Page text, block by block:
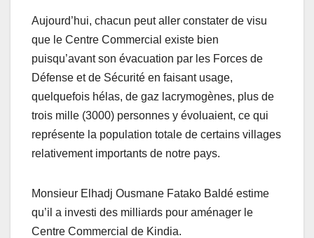
Aujourd’hui, chacun peut aller constater de visu
que le Centre Commercial existe bien
puisqu’avant son évacuation par les Forces de
Défense et de Sécurité en faisant usage,
quelquefois hélas, de gaz lacrymogènes, plus de
trois mille (3000) personnes y évoluaient, ce qui
représente la population totale de certains villages
relativement importants de notre pays.
Monsieur Elhadj Ousmane Fatako Baldé estime
qu’il a investi des milliards pour aménager le
Centre Commercial de Kindia.